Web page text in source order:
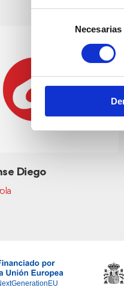
consentimiento
Necesarias
Diego